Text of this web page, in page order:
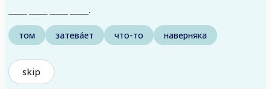
_____ _____ _____ _____.
том затева́ет что-то наверняка
skip